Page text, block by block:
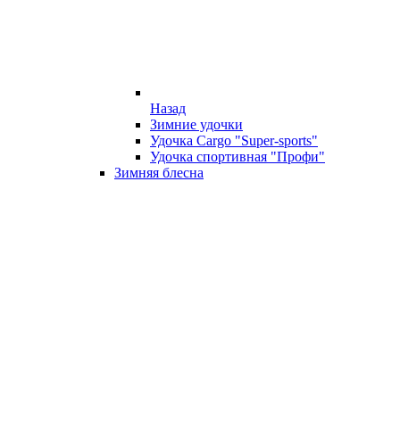
Назад
Зимние удочки
Удочка Cargo "Super-sports"
Удочка спортивная "Профи"
Зимняя блесна